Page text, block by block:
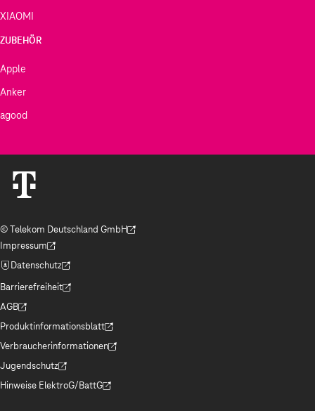
XIAOMI
ZUBEHÖR
Apple
Anker
agood
© Telekom Deutschland GmbH
(Der Link wird in einem neuen Tab geöffnet)
Impressum
(Der Link wird in einem neuen Tab geöffnet)
Datenschutz
(Der Link wird in einem neuen Tab geöffnet)
Barrierefreiheit
(Der Link wird in einem neuen Tab geöffnet)
AGB
(Der Link wird in einem neuen Tab geöffnet)
Produktinformationsblatt
(Der Link wird in einem neuen Tab geöffnet)
Verbraucherinformationen
(Der Link wird in einem neuen Tab geöffnet)
Jugendschutz
(Der Link wird in einem neuen Tab geöffnet)
Hinweise ElektroG/BattG
(Der Link wird in einem neuen Tab geöffnet)